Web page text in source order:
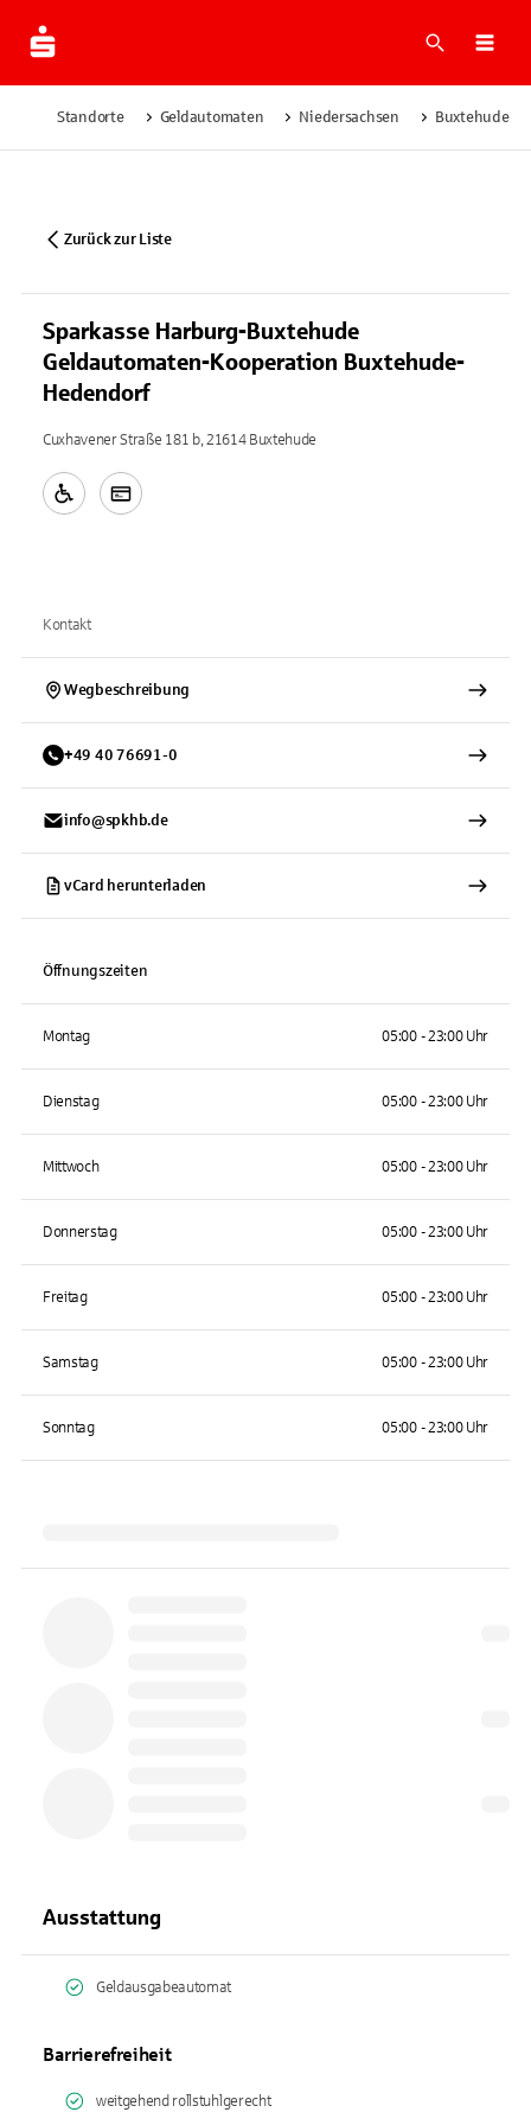
Suche
Standorte Geldautomaten Niedersachsen Buxtehude
Zurück zur Liste
Sparkasse Harburg-Buxtehude
Geldautomaten-Kooperation Buxtehude-
Hedendorf
Cuxhavener Straße 181 b, 21614 Buxtehude
Kontakt
Wegbeschreibung
+49 40 76691-0
info@spkhb.de
vCard herunterladen
Öffnungszeiten
Montag 05:00 - 23:00 Uhr
Dienstag 05:00 - 23:00 Uhr
Mittwoch 05:00 - 23:00 Uhr
Donnerstag 05:00 - 23:00 Uhr
Freitag 05:00 - 23:00 Uhr
Samstag 05:00 - 23:00 Uhr
Sonntag 05:00 - 23:00 Uhr
Ausstattung
Geldausgabeautomat
Barrierefreiheit
weitgehend rollstuhlgerecht